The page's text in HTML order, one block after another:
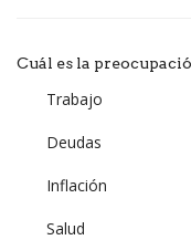
Cuál es la
Trabajo
Deudas
Inflación
Salud